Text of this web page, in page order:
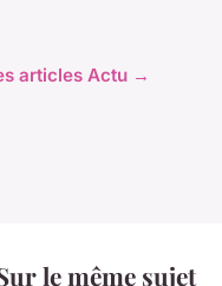
articles Actu →
le même sujet